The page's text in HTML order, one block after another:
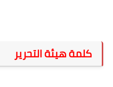
كلمة هيئة التحرير